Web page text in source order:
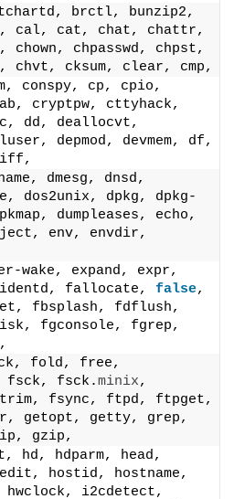
brctl, bunzip2,
cal, cat, chat, chattr,
chown, chpasswd, chpst,
chvt, cksum, clear, cmp,
conspy, cp, cpio,
cryptpw, cttyhack,
dd, deallocvt,
depmod, devmem, df,
dmesg, dnsd,
dos2unix, dpkg, dpkg-
dumpleases, echo,
env, envdir,
wake, expand, expr,
fallocate, false,
fbsplash, fdflush,
fgconsole, fgrep,
fold, free,
fsck, fsck.minix,
fsync, ftpd, ftpget,
getopt, getty, grep,
gzip,
hd, hdparm, head,
hostid, hostname,
i2cdetect,